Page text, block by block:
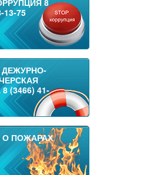
8
13-75
ДЕЖУРНО-
(3466) 41-
О ПОЖАРАХ